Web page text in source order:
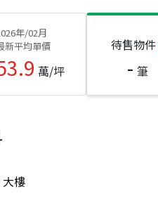
年/02月
新平均單價
萬/坪
待售物件
- 筆
大樓